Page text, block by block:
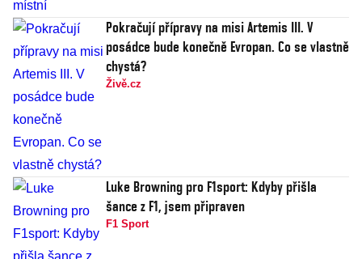
Pokračují přípravy na misi Artemis III. V
posádce bude konečně Evropan. Co se vlastně
chystá?
Živě.cz
Luke Browning pro F1sport: Kdyby přišla
šance z F1, jsem připraven
F1 Sport